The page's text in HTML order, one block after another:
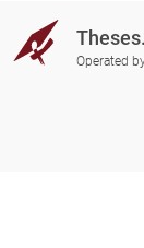
Operated